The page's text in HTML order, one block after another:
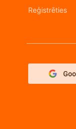
Reģistrēties